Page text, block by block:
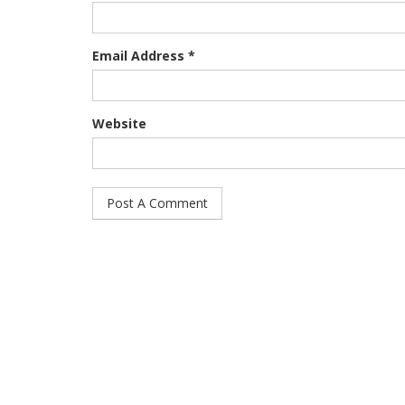
Email Address *
Website